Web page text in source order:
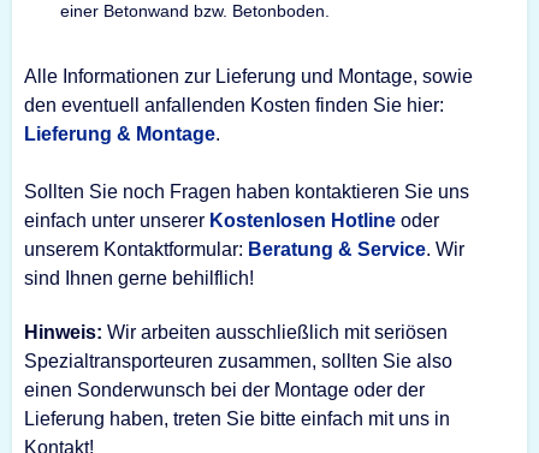
einer Betonwand bzw. Betonboden.
Alle Informationen zur Lieferung und Montage, sowie
den eventuell anfallenden Kosten finden Sie hier:
Lieferung & Montage.
Sollten Sie noch Fragen haben kontaktieren Sie uns
einfach unter unserer Kostenlosen Hotline oder
unserem Kontaktformular: Beratung & Service. Wir
sind Ihnen gerne behilflich!
Hinweis: Wir arbeiten ausschließlich mit seriösen
Spezialtransporteuren zusammen, sollten Sie also
einen Sonderwunsch bei der Montage oder der
Lieferung haben, treten Sie bitte einfach mit uns in
Kontakt!